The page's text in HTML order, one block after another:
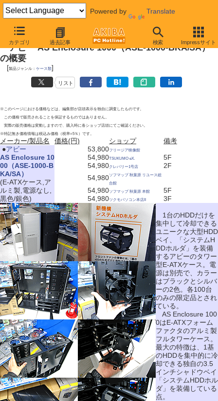
Powered by Translate
カテゴリ 過去記事 検索 Impressサイト
2010年3月27日号
アビー AS Enclosure 1000（ASE-1000-BKA/SA）
の概要
[製品ジャンル： ケース類]
リスト
※このページにおける価格などは、編集部が店頭表示を独自に調査したものです。
この価格で販売されることを保証するものではありません。
実際の販売価格は変動しますので、購入時に各ショップ店頭にてご確認ください。
※特記無き価格情報は税込み価格（税率=5％）です。
メーカー/製品名 価格(円) ショップ
備考
●アビー
AS Enclosure 10
00（ASE-1000-B
KA/SA）
(E-ATXケース,ア
ルミ製,電源なし,
黒色/銀色)
53,800フリージア映像館
54,980TSUKUMO eX.
5F
54,980クレバリー1号店
2F
54,980ソフマップ 秋葉原 リユース総
合館
54,980ソフマップ 秋葉原 本館
5F
54,980ツクモパソコン本店II 3F
1台のHDDだけを
集中して冷却できる
ユニークな大型HDD
ベイ、「システムH
DDホルダ」を装備
するアビーのタワー
型E-ATXケース。電
源は別売で、カラー
はブラックとシルバ
ーの2色。各100台
のみの限定品とされ
ている。
AS Enclosure 100
0はE-ATXフォーム
ファクタのアルミ製
フルタワーケース。
最大の特徴は、1基
のHDDを集中的に冷
却できる独自の3.5
インチシャドウベイ
「システムHDDホル
ダ」を装備している
点。